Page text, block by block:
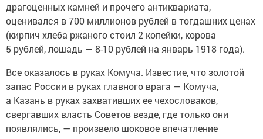
драгоценных камней и прочего антиквариата,
оценивался в 700 миллионов рублей в тогдашних ценах
(кирпич хлеба ржаного стоил 2 копейки, корова
5 рублей, лошадь — 8-10 рублей на январь 1918 года).
Все оказалось в руках Комуча. Известие, что золотой
запас России в руках главного врага — Комуча,
а Казань в руках захвативших ее чехословаков,
свергавших власть Советов везде, где только они
появлялись, — произвело шоковое впечатление